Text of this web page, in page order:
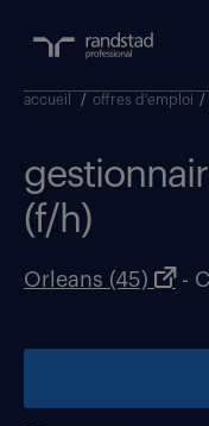
accueil / offres d'emploi /
(f/h)
Orleans (45) -